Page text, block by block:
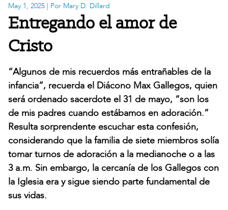
May 1, 2025 | Por Mary D. Dillard
Entregando el amor de
Cristo
“Algunos de mis recuerdos más entrañables de la
infancia”, recuerda el Diácono Max Gallegos, quien
será ordenado sacerdote el 31 de mayo, “son los
de mis padres cuando estábamos en adoración.”
Resulta sorprendente escuchar esta confesión,
considerando que la familia de siete miembros solía
tomar turnos de adoración a la medianoche o a las
3 a.m. Sin embargo, la cercanía de los Gallegos con
la Iglesia era y sigue siendo parte fundamental de
sus vidas.